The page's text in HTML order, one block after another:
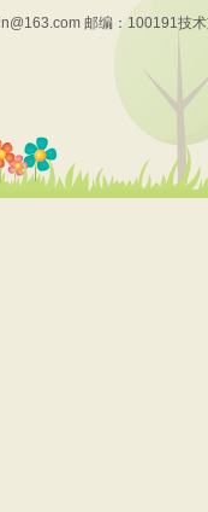
邮编：100191技